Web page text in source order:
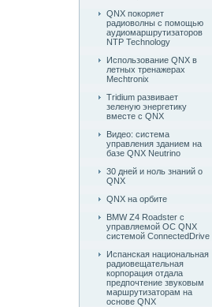
QNX покоряет
радиоволны с помощью
аудиомаршрутизаторов
NTP Technology
Использование QNX в
летных тренажерах
Mechtronix
Tridium развивает
зеленую энергетику
вместе с QNX
Видео: система
управления зданием на
базе QNX Neutrino
30 дней и ноль знаний о
QNX
QNX на орбите
BMW Z4 Roadster c
управляемой ОС QNX
системой ConnectedDrive
Испанская национальная
радиовещательная
корпорация отдала
предпочтение звуковым
маршрутизаторам на
основе QNX